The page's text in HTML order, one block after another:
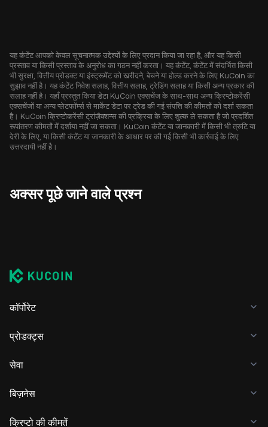
यह कंटेंट आपको केवल सूचनात्मक उद्देश्यों के लिए प्रदान किया जा रहा है, और यह किसी
प्रस्ताव या किसी प्रस्ताव के अनुरोध का गठन नहीं करता। यह कंटेंट, कंटेंट में संदर्भित किसी
भी सुरक्षा, वित्तीय प्रोडक्ट या इंस्ट्रूमेंट को खरीदने, बेचने या होल्ड करने के लिए KuCoin का
सुझाव नहीं है। यह कंटेंट निवेश सलाह, वित्तीय सलाह, ट्रेडिंग सलाह या किसी अन्य प्रकार की
सलाह नहीं है। यहाँ प्रस्तुत किया डेटा KuCoin एक्सचेंज के साथ-साथ अन्य क्रिप्टोकरेंसी
एक्सचेंजों या अन्य प्लेटफॉर्म्स से मार्केट डेटा पर ट्रेड की गई संपत्ति की कीमतों को दर्शा सकता
है। KuCoin क्रिप्टोकरेंसी ट्रांज़ैक्शन्स की प्रक्रिया के लिए शुल्क ले सकता है जो प्रदर्शित
रूपांतरण कीमतों में दर्शाया नहीं जा सकता। KuCoin कंटेंट या जानकारी में किसी भी त्रुटि या
देरी के लिए, या किसी कंटेंट या जानकारी के आधार पर की गई किसी भी कार्रवाई के लिए
उत्तरदायी नहीं है।
अक्सर पूछे जाने वाले प्रश्न
कॉर्पोरेट
प्रोडक्ट्स
सेवा
बिज़नेस
क्रिप्टो की कीमतें